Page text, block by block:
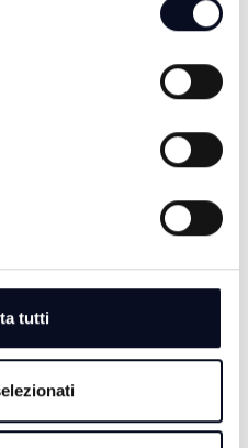
tutti
Cup porta la Virtus
Meloni e Macron in